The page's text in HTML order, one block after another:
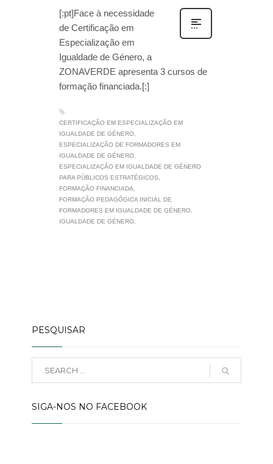
[:pt]Face à necessidade
de Certificação em
Especialização em
Igualdade de Género, a
ZONAVERDE apresenta 3 cursos de
formação financiada.[:]
CERTIFICAÇÃO EM ESPECIALIZAÇÃO EM
IGUALDADE DE GÉNERO
ESPECIALIZAÇÃO DE FORMADORES EM
IGUALDADE DE GÉNERO
ESPECIALIZAÇÃO EM IGUALDADE DE GÉNERO
PARA PÚBLICOS ESTRATÉGICOS
FORMAÇÃO FINANCIADA
FORMAÇÃO PEDAGÓGICA INICIAL DE
FORMADORES EM IGUALDADE DE GÉNERO
IGUALDADE DE GÉNERO
PESQUISAR
SIGA-NOS NO FACEBOOK